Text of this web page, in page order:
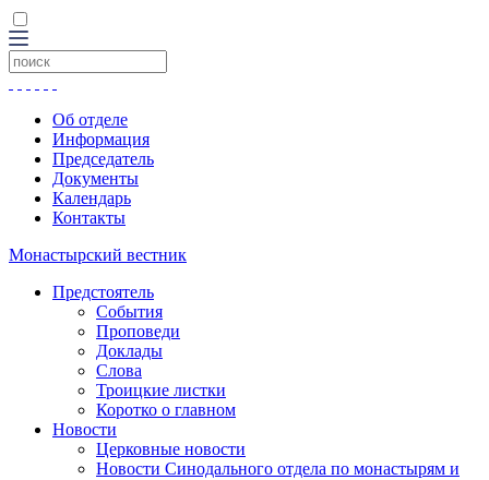
Об отделе
Информация
Председатель
Документы
Календарь
Контакты
Монастырский вестник
Предстоятель
События
Проповеди
Доклады
Слова
Троицкие листки
Коротко о главном
Новости
Церковные новости
Новости Синодального отдела по монастырям и